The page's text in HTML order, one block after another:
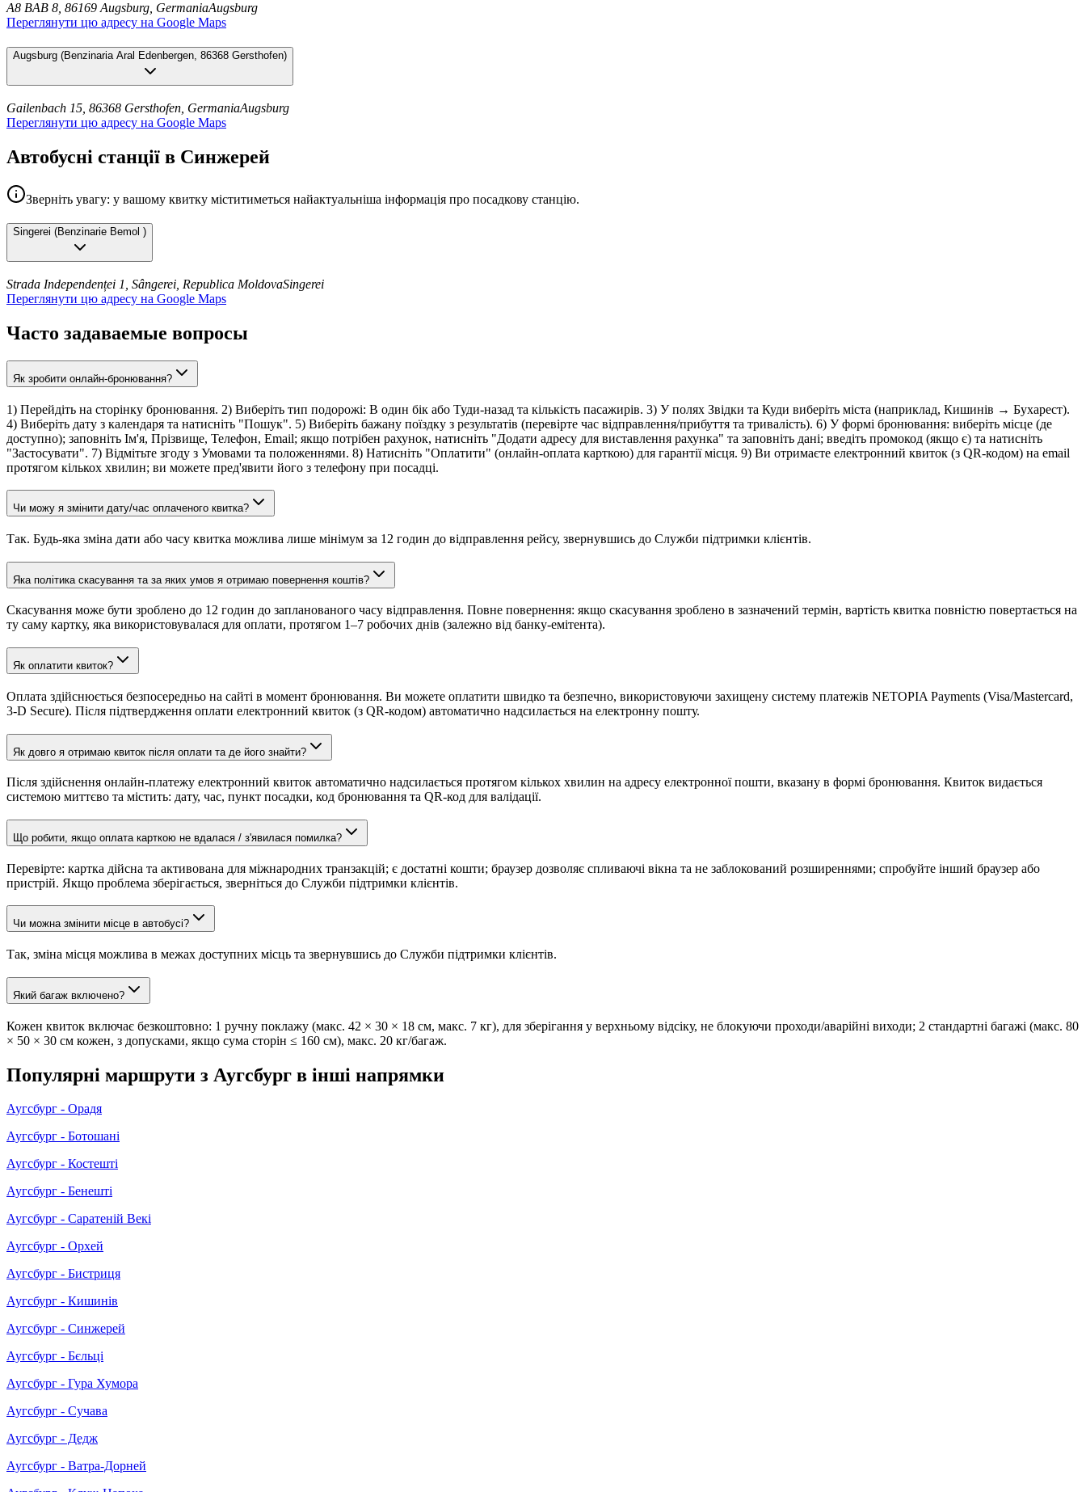
A8 BAB 8, 86169 Augsburg, GermaniaAugsburg
Переглянути цю адресу на Google Maps
Augsburg (Benzinaria Aral Edenbergen, 86368 Gersthofen)
Gailenbach 15, 86368 Gersthofen, GermaniaAugsburg
Переглянути цю адресу на Google Maps
Автобусні станції в Синжерей
Зверніть увагу: у вашому квитку міститиметься найактуальніша інформація про посадкову станцію.
Singerei (Benzinarie Bemol )
Strada Independenței 1, Sângerei, Republica MoldovaSingerei
Переглянути цю адресу на Google Maps
Часто задаваемые вопросы
Як зробити онлайн-бронювання?
1) Перейдіть на сторінку бронювання. 2) Виберіть тип подорожі: В один бік або Туди-назад та кількість пасажирів. 3) У полях Звідки та Куди виберіть міста (наприклад, Кишинів → Бухарест).
4) Виберіть дату з календаря та натисніть "Пошук". 5) Виберіть бажану поїздку з результатів (перевірте час відправлення/прибуття та тривалість). 6) У формі бронювання: виберіть місце (де
доступно); заповніть Ім'я, Прізвище, Телефон, Email; якщо потрібен рахунок, натисніть "Додати адресу для виставлення рахунка" та заповніть дані; введіть промокод (якщо є) та натисніть
"Застосувати". 7) Відмітьте згоду з Умовами та положеннями. 8) Натисніть "Оплатити" (онлайн-оплата карткою) для гарантії місця. 9) Ви отримаєте електронний квиток (з QR-кодом) на email
протягом кількох хвилин; ви можете пред'явити його з телефону при посадці.
Чи можу я змінити дату/час оплаченого квитка?
Так. Будь-яка зміна дати або часу квитка можлива лише мінімум за 12 годин до відправлення рейсу, звернувшись до Служби підтримки клієнтів.
Яка політика скасування та за яких умов я отримаю повернення коштів?
Скасування може бути зроблено до 12 годин до запланованого часу відправлення. Повне повернення: якщо скасування зроблено в зазначений термін, вартість квитка повністю повертається на
ту саму картку, яка використовувалася для оплати, протягом 1–7 робочих днів (залежно від банку-емітента).
Як оплатити квиток?
Оплата здійснюється безпосередньо на сайті в момент бронювання. Ви можете оплатити швидко та безпечно, використовуючи захищену систему платежів NETOPIA Payments (Visa/Mastercard,
3-D Secure). Після підтвердження оплати електронний квиток (з QR-кодом) автоматично надсилається на електронну пошту.
Як довго я отримаю квиток після оплати та де його знайти?
Після здійснення онлайн-платежу електронний квиток автоматично надсилається протягом кількох хвилин на адресу електронної пошти, вказану в формі бронювання. Квиток видається
системою миттєво та містить: дату, час, пункт посадки, код бронювання та QR-код для валідації.
Що робити, якщо оплата карткою не вдалася / з'явилася помилка?
Перевірте: картка дійсна та активована для міжнародних транзакцій; є достатні кошти; браузер дозволяє спливаючі вікна та не заблокований розширеннями; спробуйте інший браузер або
пристрій. Якщо проблема зберігається, зверніться до Служби підтримки клієнтів.
Чи можна змінити місце в автобусі?
Так, зміна місця можлива в межах доступних місць та звернувшись до Служби підтримки клієнтів.
Який багаж включено?
Кожен квиток включає безкоштовно: 1 ручну поклажу (макс. 42 × 30 × 18 см, макс. 7 кг), для зберігання у верхньому відсіку, не блокуючи проходи/аварійні виходи; 2 стандартні багажі (макс. 80
× 50 × 30 см кожен, з допусками, якщо сума сторін ≤ 160 см), макс. 20 кг/багаж.
Популярні маршрути з Аугсбург в інші напрямки
Аугсбург - Орадя
Аугсбург - Ботошані
Аугсбург - Костешті
Аугсбург - Бенешті
Аугсбург - Саратеній Векі
Аугсбург - Орхей
Аугсбург - Бистриця
Аугсбург - Кишинів
Аугсбург - Синжерей
Аугсбург - Бєльці
Аугсбург - Гура Хумора
Аугсбург - Сучава
Аугсбург - Дедж
Аугсбург - Ватра-Дорней